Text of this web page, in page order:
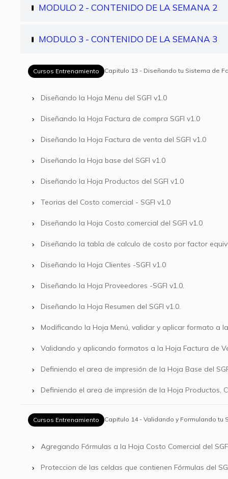
MODULO 2 - CONTENIDO DE LA SEMANA 2
MODULO 3 - CONTENIDO DE LA SEMANA 3
Cursos Entrenamiento Capitulo 13 - Diseñando tu Sistema de
Diseñando la Hoja Menu del SGFI v1.0
Diseñando la Hoja Factura de compra SGFI v1.0
Diseñando la Hoja Factura de venta del SGFI v1.0
Diseñando la Hoja base del SGFI v1.0
Diseñando la Hoja Productos del SGFI v1.0
Teorias del Costo comercial - SGFI v1.0
Diseñando la Hoja Costo comercial del SGFI v1.0
Diseñando la tabla de calculo de costo por factor
Diseñando la Hoja Clientes -SGFI v1.0
Diseñando la Hoja Proveedores -SGFI v1.0.
Diseñando la Hoja Resumen del SGFI v1.0.
Modificando la Hoja Menú, validar y aplicar formato a
Validando y aplicando formatos a la Hoja Factura de
Definiendo el area de impresión de la Hoja Base del
Definiendo el area de impresión de la Hoja Productos,
Cursos Entrenamiento Capitulo 14 - Validando y Formulando tu
Agregando Fórmulas a la Hoja Costo Comercial del
Proteccion de las celdas que contienen Fórmulas del